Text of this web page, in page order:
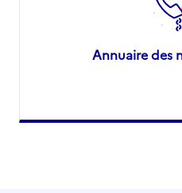
Annuaire des